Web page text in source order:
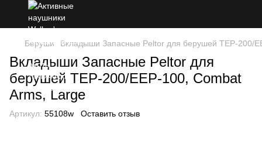
Беруши Вкладыши Запасные Peltor для берушей TEP-200/
Вкладыши Запасные Peltor для
берушей TEP-200/EEP-100, Combat
Arms, Large
Артикул: 55108w Оставить отзыв